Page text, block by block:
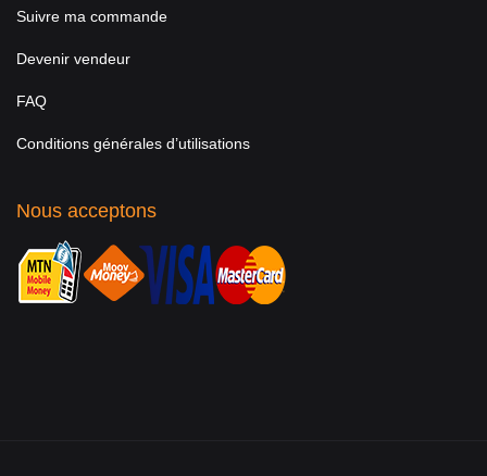
Suivre ma commande
Devenir vendeur
FAQ
Conditions générales d’utilisations
Nous acceptons